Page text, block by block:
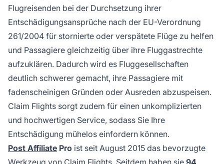
Flugreisenden bei der Durchsetzung ihrer
Entschädigungsansprüche nach der EU-Verordnung
261/2004 für stornierte oder verspätete Flüge zu helfen
und Passagiere gleichzeitig über ihre Fluggastrechte
aufzuklären. Dadurch wird es Fluggesellschaften
deutlich schwerer gemacht, ihre Passagiere mit
fadenscheinigen Gründen oder Ausreden abzuspeisen.
Claim Flights sorgt zudem für einen unkomplizierten
und hochwertigen Service, sodass Sie Ihre
Entschädigung mühelos einfordern können.
Post Affiliate Pro ist seit August 2015 das bevorzugte
Werkzeug von Claim Flights. Seitdem haben sie 94